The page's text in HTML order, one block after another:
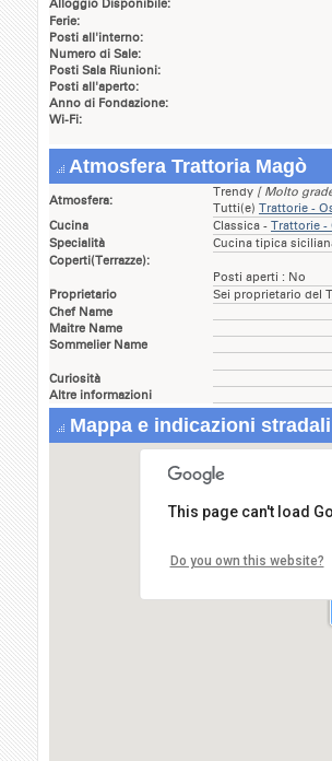
Alloggio Disponibile:
Ferie:
Posti all'interno:
Numero di Sale:
Posti Sala Riunioni:
Posti all'aperto:
Anno di Fondazione:
Wi-Fi:
Atmosfera Trattoria Magò
Atmosfera:
Trendy [ Molto
Tutti(e) Trattorie -
Cucina
Classica - Trattorie -
Specialità
Cucina tipica
Coperti(Terrazze):
Posti aperti : No
Proprietario
Sei proprietario del
Chef Name
Maitre Name
Sommelier Name
Curiosità
Altre informazioni
Mappa e indicazioni
This page can't load
Do you own this website?